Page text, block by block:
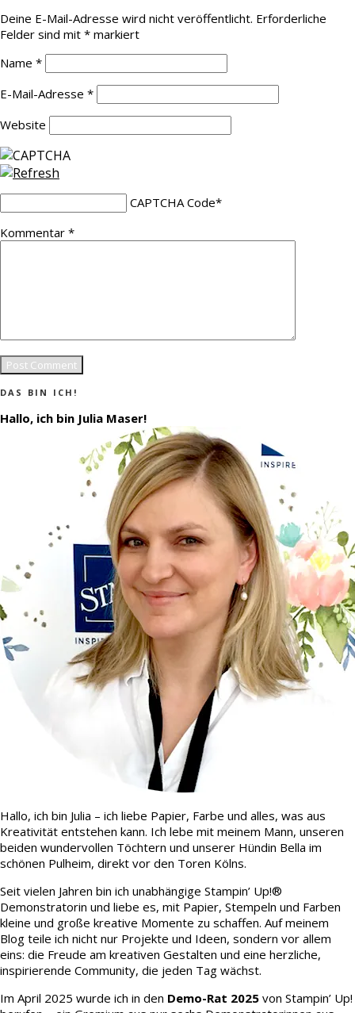
Deine E-Mail-Adresse wird nicht veröffentlicht. Erforderliche
Felder sind mit * markiert
Name *
E-Mail-Adresse *
Website
CAPTCHA Code*
Kommentar *
DAS BIN ICH!
Hallo, ich bin Julia Maser!
Hallo, ich bin Julia – ich liebe Papier, Farbe und alles, was aus
Kreativität entstehen kann. Ich lebe mit meinem Mann, unseren
beiden wundervollen Töchtern und unserer Hündin Bella im
schönen Pulheim, direkt vor den Toren Kölns.
Seit vielen Jahren bin ich unabhängige Stampin’ Up!®
Demonstratorin und liebe es, mit Papier, Stempeln und Farben
kleine und große kreative Momente zu schaffen. Auf meinem
Blog teile ich nicht nur Projekte und Ideen, sondern vor allem
eins: die Freude am kreativen Gestalten und eine herzliche,
inspirierende Community, die jeden Tag wächst.
Im April 2025 wurde ich in den Demo-Rat 2025 von Stampin’ Up!